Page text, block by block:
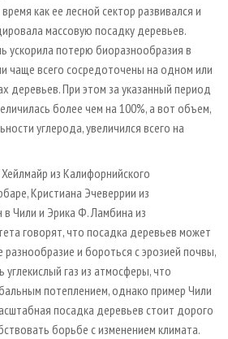
как ее лесной сектор развивался и
массовую посадку деревьев.
ускорила потерю биоразнообразия в
чаще всего сосредоточены на одном или
деревьев. При этом за указанный период
более чем на 100%, а вот объем,
углерода, увеличился всего на
из Калифорнийского
Кристиана Эчеверрии из
в Чили и Эрика Ф. Ламбина из
говорят, что посадка деревьев может
разнообразие и бороться с эрозией почвы,
газ из атмосферы, что
потеплением, однако пример Чили
посадка деревьев стоит дорого
борьбе с изменением климата.